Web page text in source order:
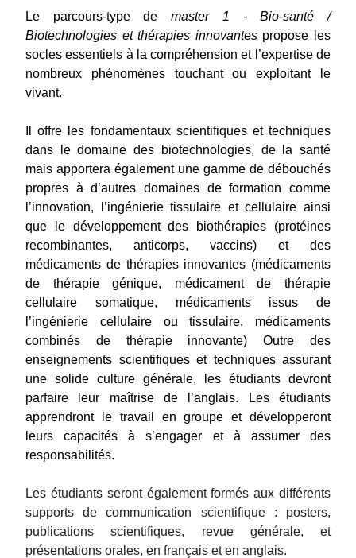
Le parcours-type demaster 1 - Bio-santé /
Biotechnologies et thérapies innovantespropose les
socles essentiels à la compréhension et l’expertise de
nombreux phénomènes touchant ou exploitant le
vivant.
Il offre les fondamentaux scientifiques et techniques
dans le domaine des biotechnologies, de la santé
mais apportera également une gamme de débouchés
propres à d’autres domaines de formation comme
l’innovation, l’ingénierie tissulaire et cellulaire ainsi
que le développement des biothérapies (protéines
recombinantes, anticorps, vaccins) et des
médicaments de thérapies innovantes (médicaments
de thérapie génique, médicament de thérapie
cellulaire somatique, médicaments issus de
l’ingénierie cellulaire ou tissulaire, médicaments
combinés de thérapie innovante) Outre des
enseignements scientifiques et techniques assurant
une solide culture générale, les étudiants devront
parfaire leur maîtrise de l’anglais. Les étudiants
apprendront le travail en groupe et développeront
leurs capacités à s’engager et à assumer des
responsabilités.
Les étudiants seront également formés aux différents
supports de communication scientifique : posters,
publications scientifiques, revue générale, et
présentations orales, en français et en anglais.